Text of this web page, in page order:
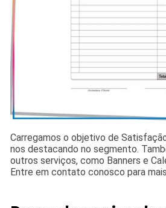
Carregamos o objetivo de
nos destacando no segmento.
outros serviços, como Banners e
Entre em contato conosco para